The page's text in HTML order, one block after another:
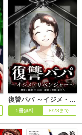
復讐パパ ～イジメ・リベンジャー～
5冊無料 8/28まで